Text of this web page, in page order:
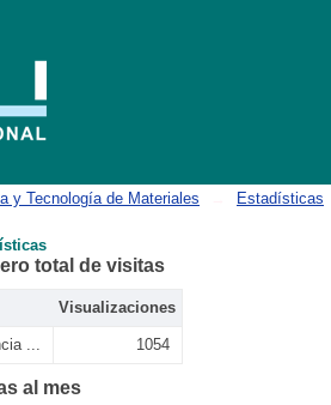
y Tecnología de Materiales Estadísticas
total de visitas
Visualizaciones
... 1054
al mes